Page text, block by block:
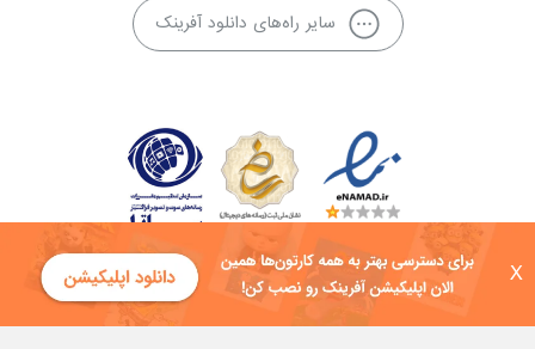
X
سایر راه‌های دانلود آفرینک
کلیه حقوق این سایت به شرکت توسعه فناوی هفت آسمان توکان تعلق دارد و